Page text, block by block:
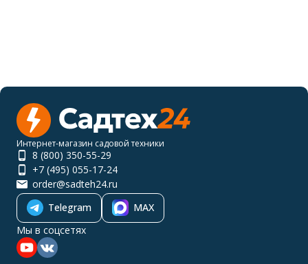
Интернет-магазин садовой техники
8 (800) 350-55-29
+7 (495) 055-17-24
order@sadteh24.ru
Telegram
MAX
Мы в соцсетях